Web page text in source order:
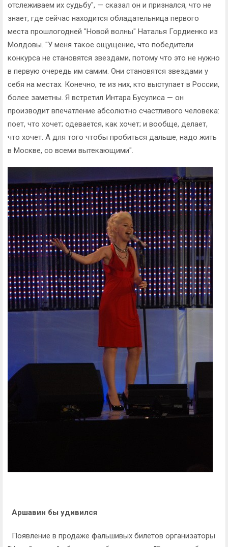
отслеживаем их судьбу", — сказал он и признался, что не
знает, где сейчас находится обладательница первого
места прошлогодней "Новой волны" Наталья Гордиенко из
Молдовы. "У меня такое ощущение, что победители
конкурса не становятся звездами, потому что это не нужно
в первую очередь им самим. Они становятся звездами у
себя на местах. Конечно, те из них, кто выступает в России,
более заметны. Я встретил Интара Бусулиса — он
производит впечатление абсолютно счастливого человека:
поет, что хочет; одевается, как хочет; и вообще, делает,
что хочет. А для того чтобы пробиться дальше, надо жить
в Москве, со всеми вытекающими".
Аршавин бы удивился
Появление в продаже фальшивых билетов организаторы